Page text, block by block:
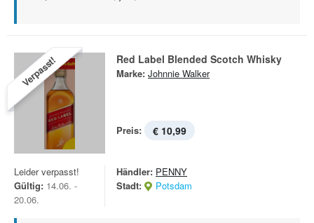
Verpasst! Red Label Blended Scotch Whisky
Marke: Johnnie Walker
Preis: € 10,99
Leider verpasst!
Gültig: 14.06. -
20.06.
Händler: PENNY
Stadt:
Potsdam